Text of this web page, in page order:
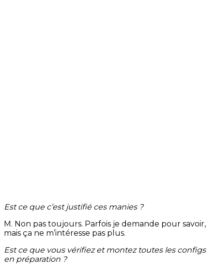
Est ce que c’est justifié ces manies ?
M. Non pas toujours. Parfois je demande pour savoir,
mais ça ne m’intéresse pas plus.
Est ce que vous vérifiez et montez toutes les configs
en préparation ?